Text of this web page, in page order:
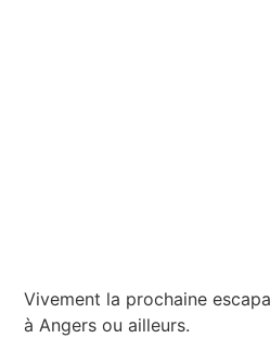
Vivement la prochaine
à Angers ou ailleurs.